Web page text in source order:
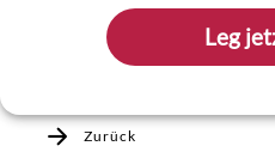
Leg
Zurück